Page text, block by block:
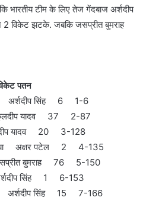
टीम के लिए तेज गेंदबाज अर्शदीप
2 विकेट झटके. जबकि जसप्रीत बुमराह
पतन
अर्शदीप सिंह 6 1-6
यादव 37 2-87
यादव 20 3-128
पंड्या अक्षर पटेल 2 4-135
बुमराह 76 5-150
सिंह 1 6-153
अर्शदीप सिंह 15 7-166